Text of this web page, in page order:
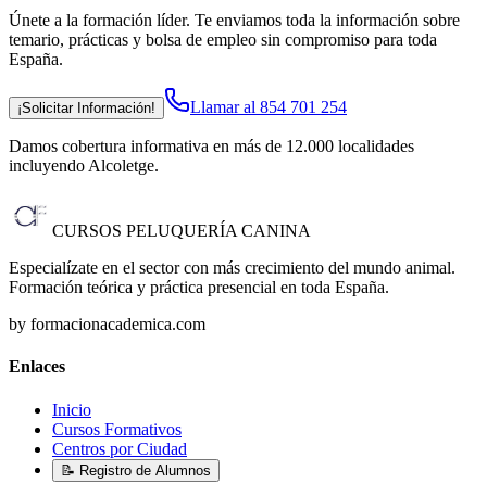
Únete a la formación líder. Te enviamos toda la información sobre
temario, prácticas y bolsa de empleo sin compromiso para toda
España.
¡Solicitar Información! Llamar al 854 701 254
Damos cobertura informativa en más de 12.000 localidades
incluyendo Alcoletge.
CURSOS PELUQUERÍA CANINA
Especialízate en el sector con más crecimiento del mundo animal.
Formación teórica y práctica presencial en toda España.
by formacionacademica.com
Enlaces
Inicio
Cursos Formativos
Centros por Ciudad
📝 Registro de Alumnos